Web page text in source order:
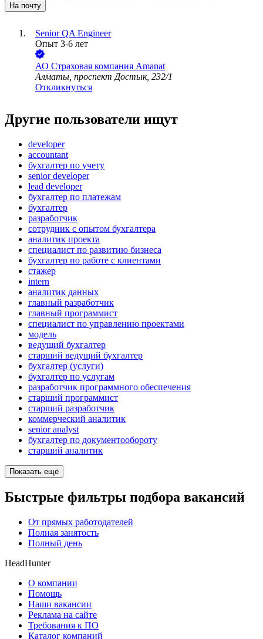
На почту
Senior QA Engineer
Опыт 3-6 лет
АО Страховая компания Amanat
Алматы, проспект Достык, 232/1
Откликнуться
Другие пользователи ищут
developer
accountant
бухгалтер по учету
senior developer
lead developer
бухгалтер по платежам
бухгалтер
разработчик
сотрудник с опытом бухгалтера
аналитик проекта
специалист по развитию бизнеса
бухгалтер по работе с клиентами
стажер
intern
аналитик данных
главный разработчик
главный программист
специалист по управлению проектами
модель
ведущий бухгалтер
старший ведущий бухгалтер
бухгалтер (услуги)
бухгалтер по услугам
разработчик программного обеспечения
старший программист
старший разработчик
коммерческий аналитик
senior analyst
бухгалтер по документообороту
старший аналитик
Показать ещё
Быстрые фильтры подбора вакансий
От прямых работодателей
Полная занятость
Полный день
HeadHunter
О компании
Помощь
Наши вакансии
Реклама на сайте
Требования к ПО
Каталог компаний